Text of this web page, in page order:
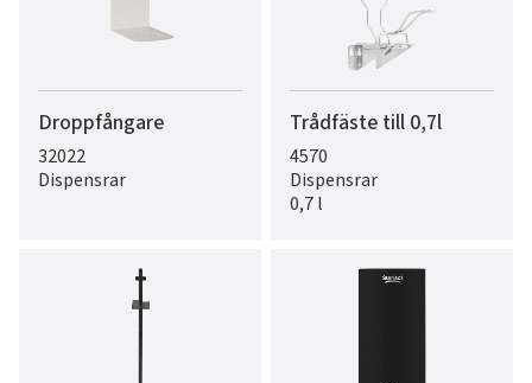
Droppfångare
32022
Dispensrar
Trådfäste till 0,7l
4570
Dispensrar
0,7 l